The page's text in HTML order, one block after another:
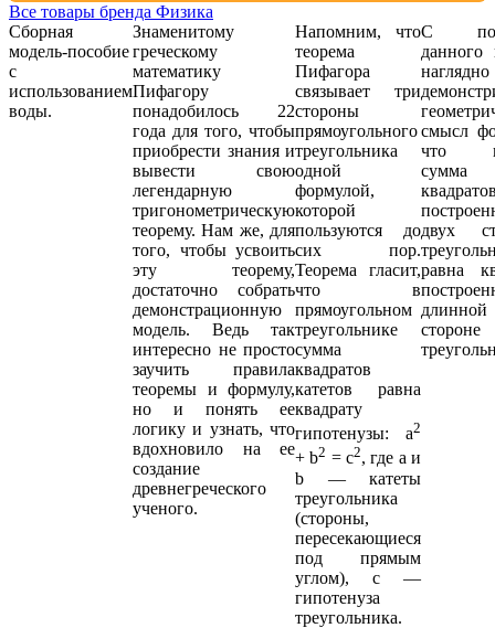
Все товары бренда Физика
Сборная
модель-пособие
с
использованием
воды.
Знаменитому
греческому
математику
Пифагору
понадобилось 22
года для того, чтобы
приобрести знания и
вывести свою
легендарную
тригонометрическую
теорему. Нам же, для
того, чтобы усвоить
эту теорему,
достаточно собрать
демонстрационную
модель. Ведь так
интересно не просто
заучить правила
теоремы и формулу,
но и понять ее
логику и узнать, что
вдохновило на ее
создание
древнегреческого
ученого.
Напомним, что
теорема
Пифагора
связывает три
стороны
прямоугольного
треугольника
одной
формулой,
которой
пользуются до
сих пор.
Теорема гласит,
что в
прямоугольном
треугольнике
сумма
квадратов
катетов равна
квадрату
гипотенузы: a2
+ b2 = c2, где a и
b — катеты
треугольника
(стороны,
пересекающиеся
под прямым
углом), с —
гипотенуза
треугольника.
С
данного
наглядно
смысл
что
сумма
двух
равна
длинной
стороне